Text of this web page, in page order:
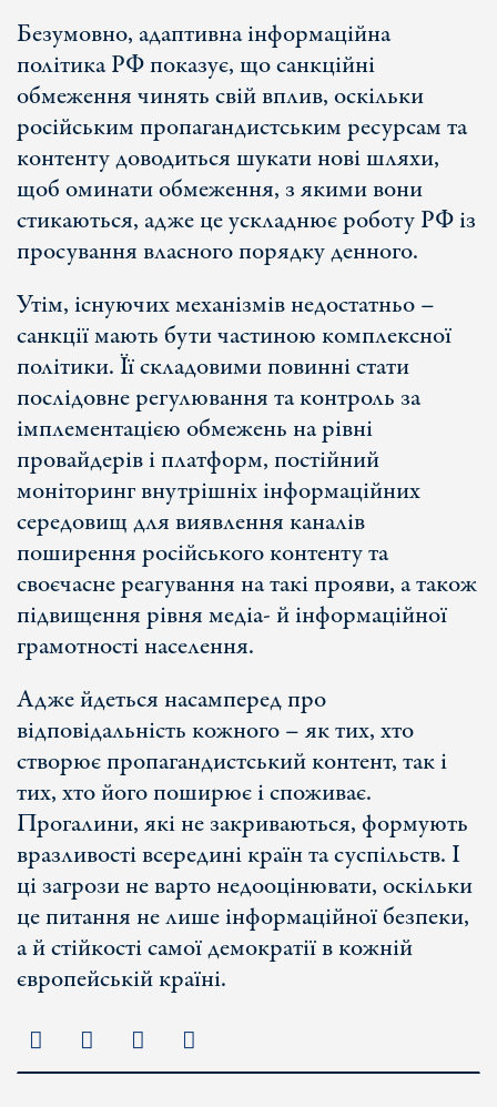
Безумовно, адаптивна інформаційна
політика РФ показує, що санкційні
обмеження чинять свій вплив, оскільки
російським пропагандистським ресурсам та
контенту доводиться шукати нові шляхи,
щоб оминати обмеження, з якими вони
стикаються, адже це ускладнює роботу РФ із
просування власного порядку денного.
Утім, існуючих механізмів недостатньо –
санкції мають бути частиною комплексної
політики. Її складовими повинні стати
послідовне регулювання та контроль за
імплементацією обмежень на рівні
провайдерів і платформ, постійний
моніторинг внутрішніх інформаційних
середовищ для виявлення каналів
поширення російського контенту та
своєчасне реагування на такі прояви, а також
підвищення рівня медіа- й інформаційної
грамотності населення.
Адже йдеться насамперед про
відповідальність кожного – як тих, хто
створює пропагандистський контент, так і
тих, хто його поширює і споживає.
Прогалини, які не закриваються, формують
вразливості всередині країн та суспільств. І
ці загрози не варто недооцінювати, оскільки
це питання не лише інформаційної безпеки,
а й стійкості самої демократії в кожній
європейській країні.